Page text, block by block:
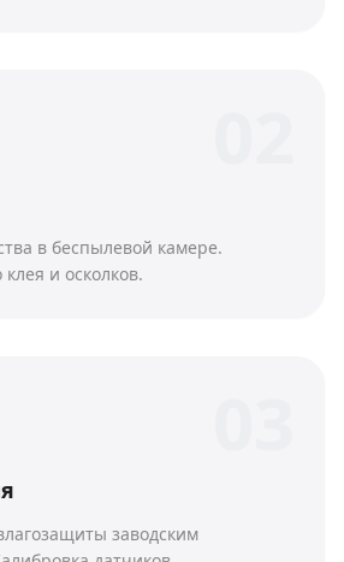
в беспылевой камере.
и осколков.
заводским